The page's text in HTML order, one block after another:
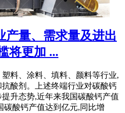
产量、需求量及进出
将更加 ...
料、涂料、填料、颜料等行业,
酸剂。上述终端行业对碳酸钙
升态势,近年来我国碳酸钙产值
碳酸钙产值达到亿元,同比增